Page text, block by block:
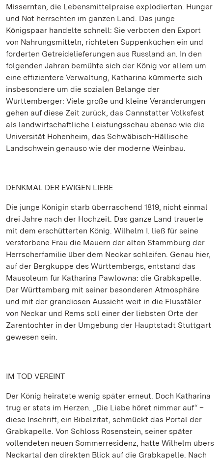
Missernten, die Lebensmittelpreise explodierten. Hunger
und Not herrschten im ganzen Land. Das junge
Königspaar handelte schnell: Sie verboten den Export
von Nahrungsmitteln, richteten Suppenküchen ein und
forderten Getreidelieferungen aus Russland an. In den
folgenden Jahren bemühte sich der König vor allem um
eine effizientere Verwaltung, Katharina kümmerte sich
insbesondere um die sozialen Belange der
Württemberger: Viele große und kleine Veränderungen
gehen auf diese Zeit zurück, das Cannstatter Volksfest
als landwirtschaftliche Leistungsschau ebenso wie die
Universität Hohenheim, das Schwäbisch-Hällische
Landschwein genauso wie der moderne Weinbau.
DENKMAL DER EWIGEN LIEBE
Die junge Königin starb überraschend 1819, nicht einmal
drei Jahre nach der Hochzeit. Das ganze Land trauerte
mit dem erschütterten König. Wilhelm I. ließ für seine
verstorbene Frau die Mauern der alten Stammburg der
Herrscherfamilie über dem Neckar schleifen. Genau hier,
auf der Bergkuppe des Württembergs, entstand das
Mausoleum für Katharina Pawlowna: die Grabkapelle.
Der Württemberg mit seiner besonderen Atmosphäre
und mit der grandiosen Aussicht weit in die Flusstäler
von Neckar und Rems soll einer der liebsten Orte der
Zarentochter in der Umgebung der Hauptstadt Stuttgart
gewesen sein.
IM TOD VEREINT
Der König heiratete wenig später erneut. Doch Katharina
trug er stets im Herzen. „Die Liebe höret nimmer auf“ –
diese Inschrift, ein Bibelzitat, schmückt das Portal der
Grabkapelle. Von Schloss Rosenstein, seiner später
vollendeten neuen Sommerresidenz, hatte Wilhelm übers
Neckartal den direkten Blick auf die Grabkapelle. Nach